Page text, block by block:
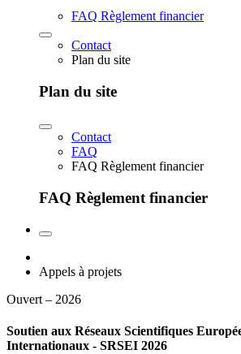
FAQ Règlement financier
Contact
Plan du site
Plan du site
Contact
FAQ
FAQ Règlement financier
FAQ Règlement financier
Appels à projets
Ouvert – 2026
Soutien aux Réseaux Scientifiques
Internationaux - SRSEI 2026